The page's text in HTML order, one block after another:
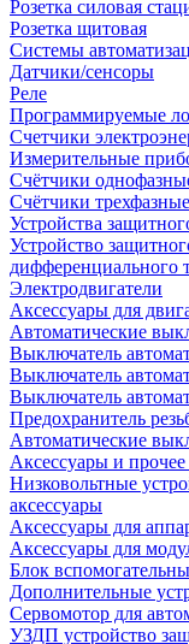
Розетка силовая
Розетка щитовая
Системы
Датчики/сенсоры
Реле
Программируемые
Счетчики
Измерительные
Счётчики
Счётчики трехфазные
Устройства
Устройство
дифференциального
Электродвигатели
Аксессуары для
Автоматические
Выключатель
Выключатель
Выключатель
Предохранитель
Автоматические
Аксессуары и
Низковольтные
аксессуары
Аксессуары для
Аксессуары для
Блок
Дополнительные
Сервомотор для
УЗДП устройство